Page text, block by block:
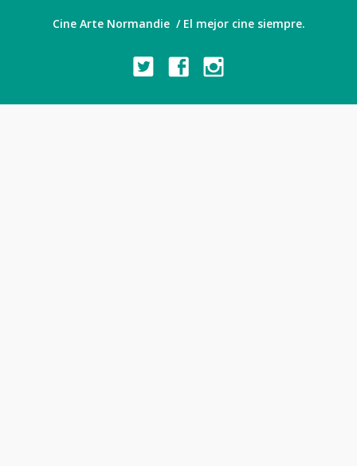
Cine Arte Normandie / El mejor cine siempre.